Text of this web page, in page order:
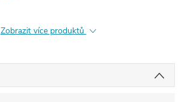
Zobrazit více produktů